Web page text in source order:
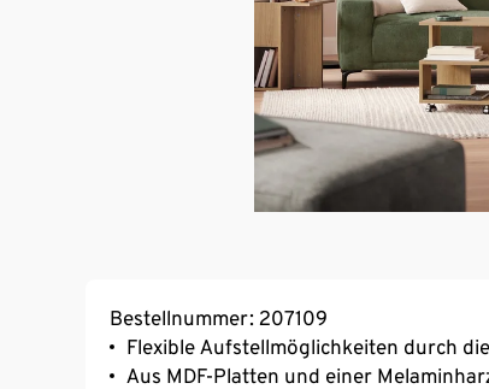
Bestellnummer: 207109
Flexible Aufstellmöglichkeiten durch
Aus MDF-Platten und einer